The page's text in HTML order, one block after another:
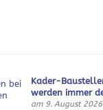
Kader-
werden immer
am 9. August 2026